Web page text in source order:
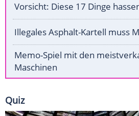
Vorsicht: Diese 17 Dinge
Illegales Asphalt-Kartell muss
Memo-Spiel mit den
Maschinen
Quiz